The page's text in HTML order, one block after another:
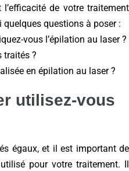
de votre traitement
quelques questions à poser :
vous l’épilation au laser ?
traités ?
en épilation au laser ?
utilisez-vous
égaux, et il est important de
pour votre traitement. Il